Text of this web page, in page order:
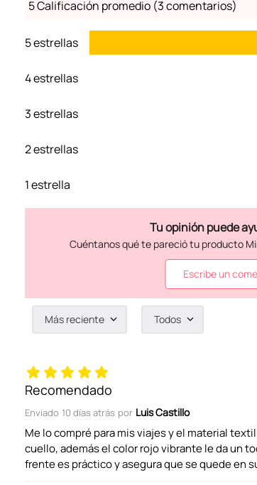
5 Calificación promedio (3 comentarios)
5 estrellas
4 estrellas
3 estrellas
2 estrellas
1 estrella
Escribe un
Agregar comentario
Califica el producto de 1 a 5 estrellas
Tu nombre
Más reciente Todos
Recomendado
Enviado 10 días atrás por Luis Castillo
Me lo compré para mis viajes y el material
cuello, además el color rojo vibrante le da un
frente es práctico y asegura que se quede en